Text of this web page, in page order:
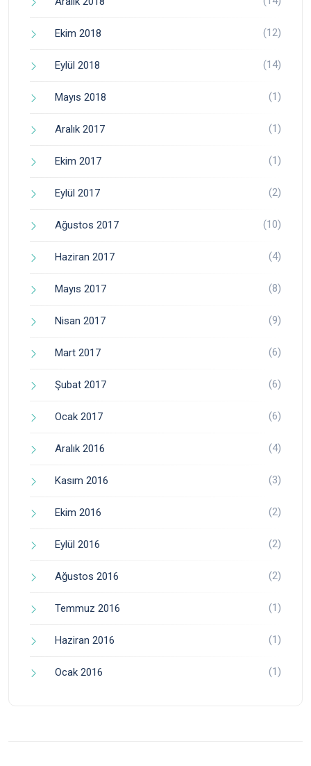
Ekim 2018 (12)
Eylül 2018 (14)
Mayıs 2018 (1)
Aralık 2017 (1)
Ekim 2017 (1)
Eylül 2017 (2)
Ağustos 2017 (10)
Haziran 2017 (4)
Mayıs 2017 (8)
Nisan 2017 (9)
Mart 2017 (6)
Şubat 2017 (6)
Ocak 2017 (6)
Aralık 2016 (4)
Kasım 2016 (3)
Ekim 2016 (2)
Eylül 2016 (2)
Ağustos 2016 (2)
Temmuz 2016 (1)
Haziran 2016 (1)
Ocak 2016 (1)